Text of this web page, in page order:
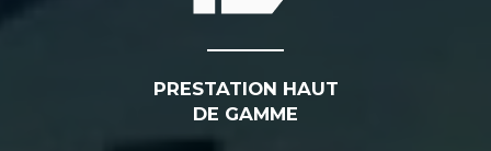
PRESTATION HAUT
DE GAMME